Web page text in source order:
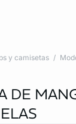
y camisetas
DE